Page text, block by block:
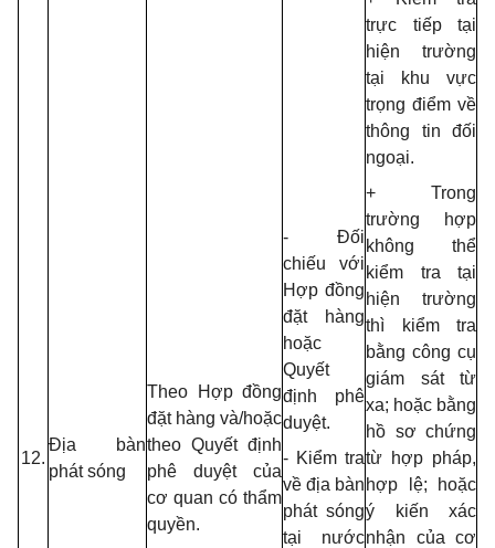
12.
Địa bàn
phát sóng
Theo Hợp đồng
đặt hàng và/hoặc
theo Quyết định
phê duyệt của
cơ quan có thẩm
quyền.
- Đối
chiếu với
Hợp đồng
đặt hàng
hoặc
Quyết
định phê
duyệt.
- Kiểm tra
về địa bàn
phát sóng
tại nước
trực tiếp tại
hiện trường
tại khu vực
trọng điểm về
thông tin đối
ngoại.
+ Trong
trường hợp
không thể
kiểm tra tại
hiện trường
thì kiểm tra
bằng công cụ
giám sát từ
xa; hoặc bằng
hồ sơ chứng
từ hợp pháp,
hợp lệ; hoặc
ý kiến xác
nhận của cơ